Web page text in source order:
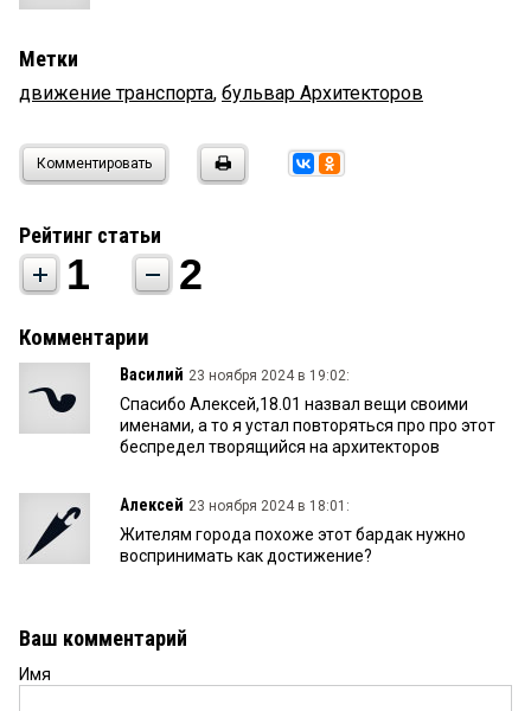
Метки
движение транспорта, бульвар Архитекторов
Комментировать
Рейтинг статьи
1 2
Комментарии
Василий 23 ноября 2024 в 19:02:
Спасибо Алексей,18.01 назвал вещи своими
именами, а то я устал повторяться про про этот
беспредел творящийся на архитекторов
Алексей 23 ноября 2024 в 18:01:
Жителям города похоже этот бардак нужно
воспринимать как достижение?
Ваш комментарий
Имя